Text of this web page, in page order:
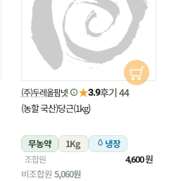
(주)두레올팜넷 ★3.9후기 44
(농할 국산)당근(1kg)
무농약 1Kg 냉장
조합원 4,600원
비조합원 5,060원